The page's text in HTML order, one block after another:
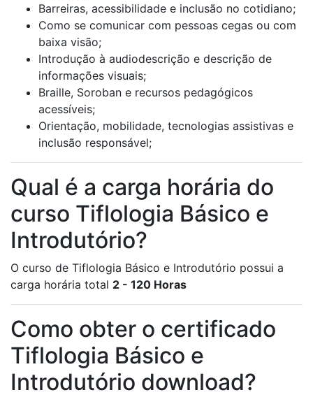
Barreiras, acessibilidade e inclusão no cotidiano;
Como se comunicar com pessoas cegas ou com
baixa visão;
Introdução à audiodescrição e descrição de
informações visuais;
Braille, Soroban e recursos pedagógicos
acessíveis;
Orientação, mobilidade, tecnologias assistivas e
inclusão responsável;
Qual é a carga horária do
curso Tiflologia Básico e
Introdutório?
O curso de Tiflologia Básico e Introdutório possui a
carga horária total 2 - 120 Horas
Como obter o certificado
Tiflologia Básico e
Introdutório download?